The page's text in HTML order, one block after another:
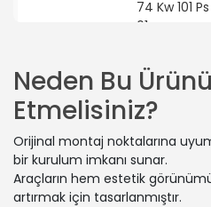
74 Kw 101
01
| 1.9 dCi
2000-11-
RENAULT |
D (Dizel) -
1998-09-01
RENAULT |
dTi (Dizel) -
/ 2002-08-01
Neden Bu
Etmelisiniz?
Orijinal montaj noktalarına
bir kurulum imkanı sunar.
Araçların hem estetik
artırmak için tasarlanmıştır.